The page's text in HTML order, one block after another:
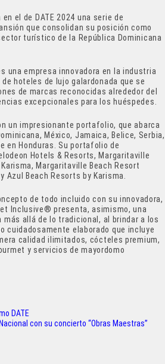
el de DATE 2024 una serie de
que consolidan su posición como
turístico de la República Dominicana
una empresa innovadora en la industria
hoteles de lujo galardonada que se
de marcas reconocidas alrededor del
excepcionales para los huéspedes.
un impresionante portafolio, que abarca
México, Jamaica, Belice, Serbia,
en Honduras. Su portafolio de
Hotels & Resorts, Margaritaville
Margaritaville Beach Resort
Azul Beach Resorts by Karisma.
de todo incluido con su innovadora,
Inclusive® presenta, asimismo, una
allá de lo tradicional, al brindar a los
cuidadosamente elaborado que incluye
calidad ilimitados, cócteles premium,
y servicios de mayordomo
DATE
con su concierto “Obras Maestras”